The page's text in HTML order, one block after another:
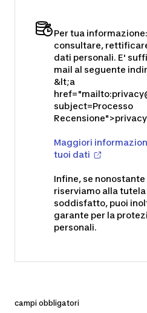
Per tua
consultare,
dati personali. E'
mail al seguente
&lt;a
href="mailto:
subject=Processo
Recensione">
Maggiori
tuoi dati
Infine, se
riserviamo alla
soddisfatto, puoi
garante per la
personali.
campi obbligatori